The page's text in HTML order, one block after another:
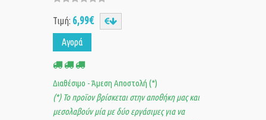
Τιμή: 6,99€
Αγορά
Διαθέσιμο - Άμεση Αποστολή (*)
(*) Το προϊον βρίσκεται στην αποθήκη μας και
μεσολαβούν μία με δύο εργάσιμες για να